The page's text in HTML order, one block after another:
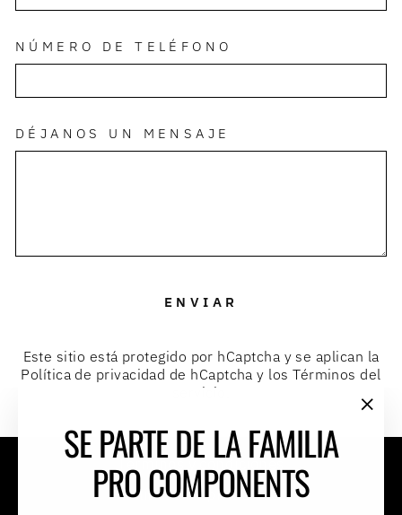
SE PARTE DE LA FAMILIA
PRO COMPONENTS
NÚMERO DE TELÉFONO
DÉJANOS UN MENSAJE
ENVIAR
Este sitio está protegido por hCaptcha y se aplican la
Política de privacidad de hCaptchay losTérminos del
servicio.
Términos y condiciones
Políticas de privacidad